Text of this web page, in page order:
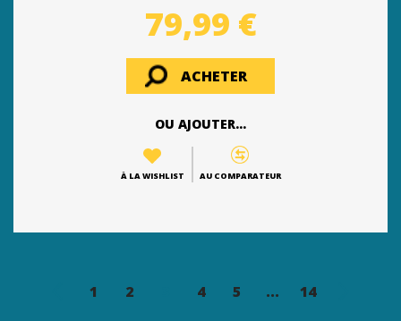
79,99 €
ACHETER
OU AJOUTER...
À LA WISHLIST AU COMPARATEUR
1 2 4 5 ... 14